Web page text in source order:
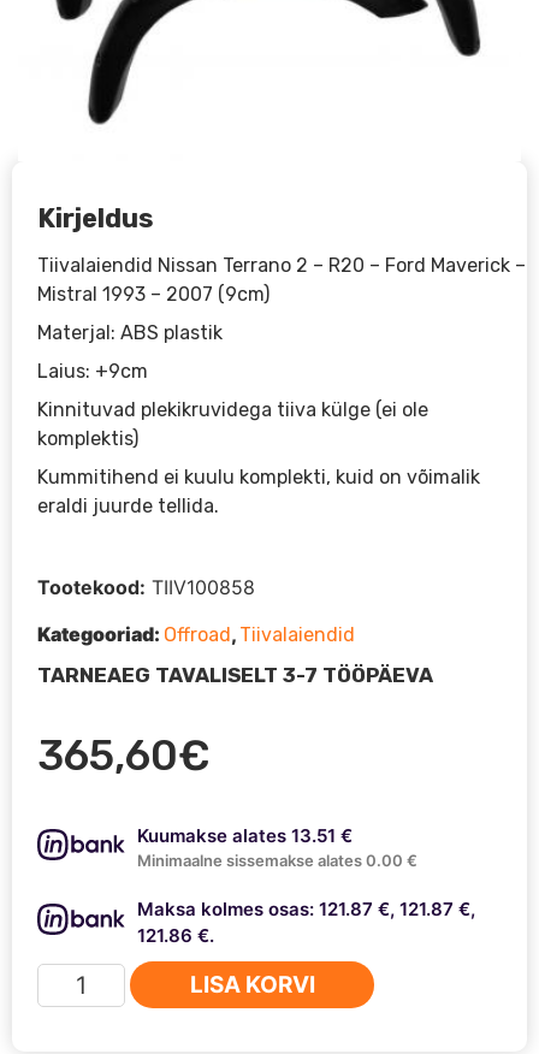
365,60€
Kirjeldus
Tiivalaiendid Nissan Terrano 2 – R20 – Ford Maverick –
Mistral 1993 – 2007 (9cm)
Materjal: ABS plastik
Laius: +9cm
Kinnituvad plekikruvidega tiiva külge (ei ole
komplektis)
Kummitihend ei kuulu komplekti, kuid on võimalik
eraldi juurde tellida.
Kuumakse alates 13.51 €
Minimaalne sissemakse alates 0.00 €
Maksa kolmes osas: 121.87 €, 121.87 €,
121.86 €.
Tiivalaiendid
Nissan
LISA KORVI
Tootekood: TIIV100858
Kategooriad: Offroad, Tiivalaiendid
TARNEAEG TAVALISELT 3-7 TÖÖPÄEVA